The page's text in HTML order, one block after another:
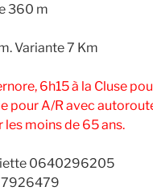
360 m
Variante 7 Km
6h15 à la Cluse
pour A/R avec
moins de 65 ans.
0640296205